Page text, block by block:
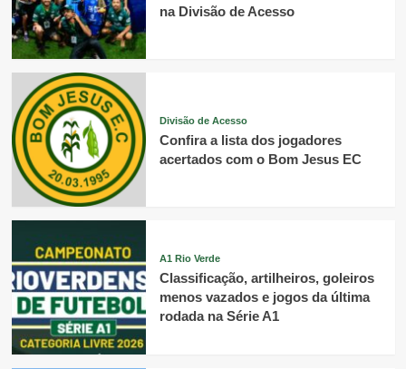
na Divisão de Acesso
Divisão de Acesso
Confira a lista dos jogadores
acertados com o Bom Jesus EC
A1 Rio Verde
Classificação, artilheiros, goleiros
menos vazados e jogos da última
rodada na Série A1